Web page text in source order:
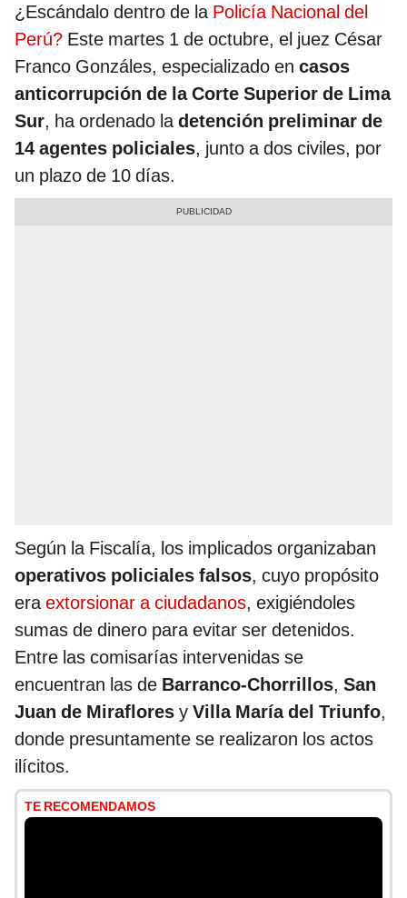
¿Escándalo dentro de la Policía Nacional del
Perú? Este martes 1 de octubre, el juez César
Franco Gonzáles, especializado en casos
anticorrupción de la Corte Superior de Lima
Sur, ha ordenado ladetención preliminar de
14 agentes policiales, junto a dos civiles, por
un plazo de 10 días.
Según la Fiscalía, los implicados organizaban
operativos policiales falsos, cuyo propósito
eraextorsionar a ciudadanos, exigiéndoles
sumas de dinero para evitar ser detenidos.
Entre las comisarías intervenidas se
encuentran las de Barranco-Chorrillos, San
Juan de Miraflores y Villa María del Triunfo,
donde presuntamente se realizaron los actos
ilícitos.
TE RECOMENDAMOS